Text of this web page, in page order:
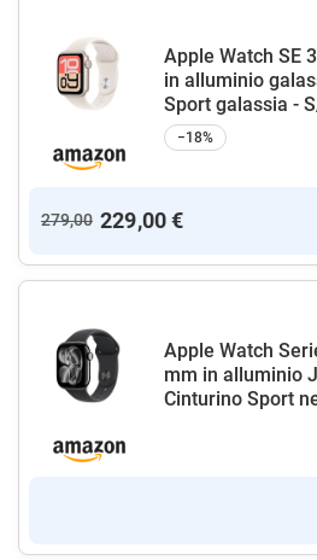
Apple Watch SE
in alluminio
Sport galassia -
−18%
279,00 229,00 €
Apple Watch
mm in alluminio
Cinturino Sport